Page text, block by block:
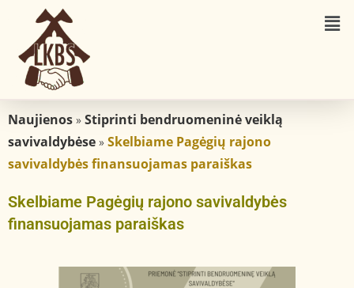
Naujienos » Stiprinti bendruomeninė veiklą
savivaldybėse » Skelbiame Pagėgių rajono
savivaldybės finansuojamas paraiškas
Skelbiame Pagėgių rajono savivaldybės
finansuojamas paraiškas